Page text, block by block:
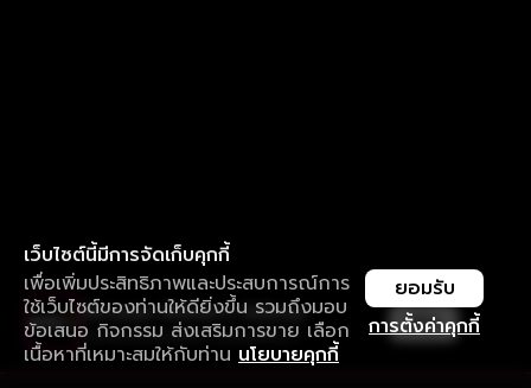
เว็บไซต์นี้มีการจัดเก็บคุกกี้
เพื่อเพิ่มประสิทธิภาพและประสบการณ์การ
ใช้เว็บไซต์ของท่านให้ดียิ่งขึ้น รวมถึงมอบ
ข้อเสนอ กิจกรรม ส่งเสริมการขาย เลือก
เนื้อหาที่เหมาะสมให้กับท่าน นโยบายคุกกี้
การตั้งค่าคุกกี้
ยอมรับ
ใช้งานแอป ลื่นไหลกว่า ไม่มีสะดุด
ดาวน์โหลดแอปเพื่อการรับชมที่ดีกว่า เปิด